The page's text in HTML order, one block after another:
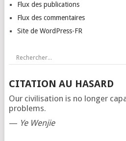
Flux des publications
Flux des commentaires
Site de WordPress-FR
CITATION AU HASARD
Our civilisation is no longer
problems.
— Ye Wenjie